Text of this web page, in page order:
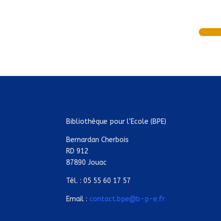
Bibliothèque pour l’Ecole (BPE)
Bernardan Cherbois
RD 912
87890 Jouac
Tél. : 05 55 60 17 57
Email : contact.bpe@b-p-e.fr